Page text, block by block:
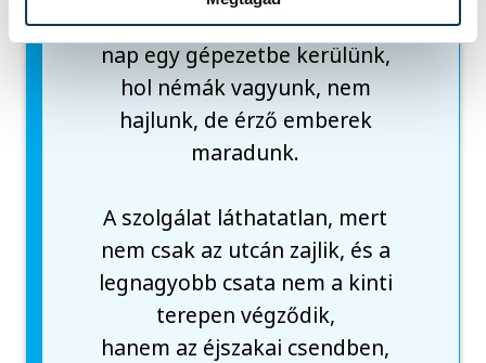
megkeményedünk, és minden
nap egy gépezetbe kerülünk,
hol némák vagyunk, nem
hajlunk, de érző emberek
maradunk.
A szolgálat láthatatlan, mert
nem csak az utcán zajlik, és a
legnagyobb csata nem a kinti
terepen végződik,
hanem az éjszakai csendben,